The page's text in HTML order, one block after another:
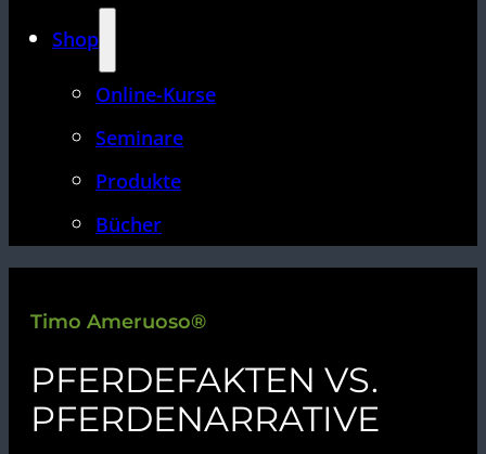
Shop
Online-Kurse
Seminare
Produkte
Bücher
Timo Ameruoso®
PFERDEFAKTEN VS.
PFERDENARRATIVE